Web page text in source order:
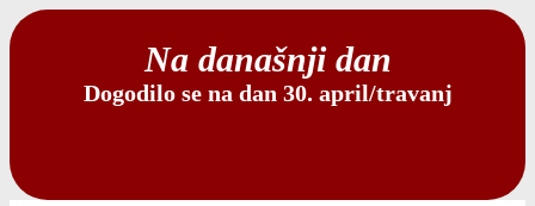
Na današnji dan
Dogodilo se na dan 30. april/travanj